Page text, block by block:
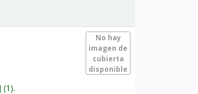
No hay
imagen de
cubierta
disponible
(1).